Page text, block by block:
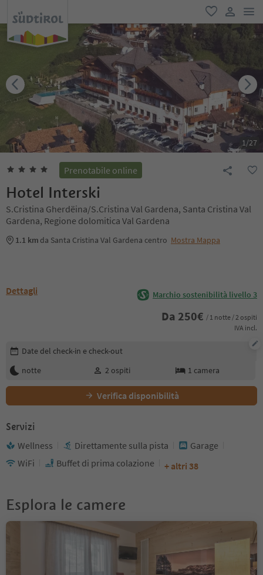
favoriti
user link
1/27
Prenotabile online
Hotel Interski
S.Cristina Gherdëina/S.Cristina Val Gardena, Santa Cristina Val
Gardena, Regione dolomitica Val Gardena
1.1 km da Santa Cristina Val Gardena centro Mostra Mappa
Dettagli Marchio sostenibilità livello 3
Da 250€ / 1 notte / 2 ospiti
IVA incl.
Modifica i dettagli della prenotazione
Date del check-in e check-out
notte
2 ospiti 1 camera
Verifica disponibilità
Servizi
Wellness Direttamente sulla pista
Garage
WiFi
Buffet di prima colazione + altri 38
Esplora le camere